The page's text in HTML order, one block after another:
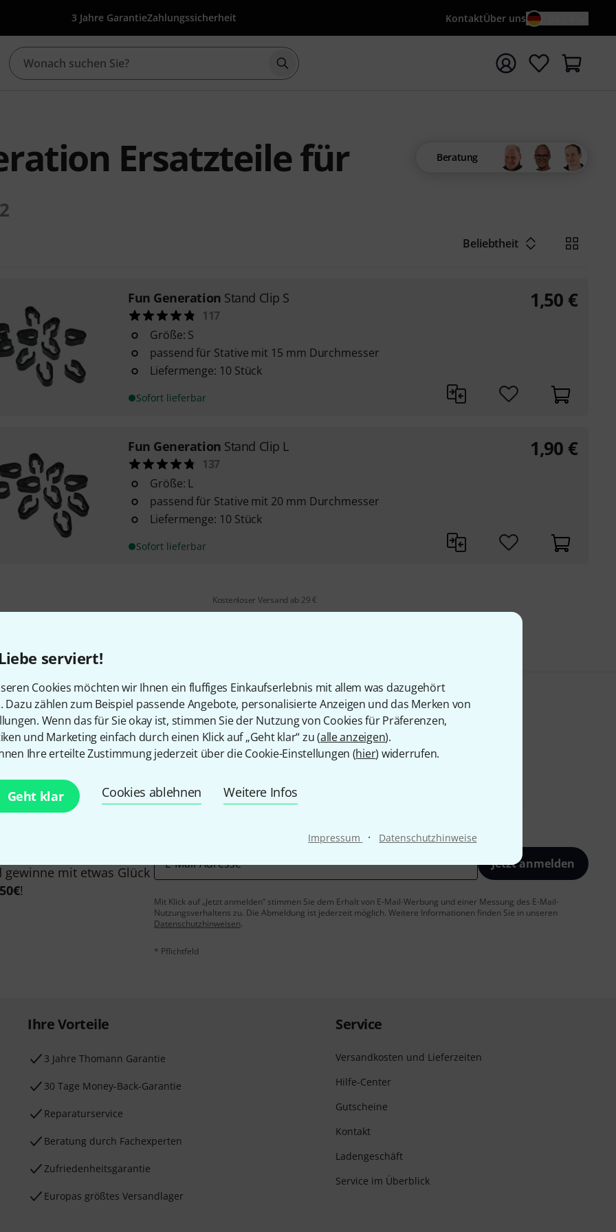
serviert!
Cookies möchten wir Ihnen ein fluffiges Einkaufserlebnis mit allem was dazugehört
Dazu zählen zum Beispiel passende Angebote, personalisierte Anzeigen und das Merken von
Wenn das für Sie okay ist, stimmen Sie der Nutzung von Cookies für Präferenzen,
und Marketing einfach durch einen Klick auf „Geht klar“ zu (alle anzeigen).
Ihre erteilte Zustimmung jederzeit über die Cookie-Einstellungen (hier) widerrufen.
Geht klar Cookies ablehnen Weitere Infos
Impressum · Datenschutzhinweise
3 Jahre GarantieZahlungssicherheit KontaktÜber uns
Suche mit Suchwort {searchTerm} starten
Ersatzteile für
2
Beratung
Beliebtheit
Fun Generation Stand Clip S
117
Größe: S
passend für Stative mit 15 mm Durchmesser
Liefermenge: 10 Stück
Sofort lieferbar
1,50 €
Fun Generation Stand Clip L
137
Größe: L
passend für Stative mit 20 mm Durchmesser
Liefermenge: 10 Stück
Sofort lieferbar
1,90 €
Kostenloser Versand ab 29 €
Gefällt Ihnen, was Sie sehen?
Teilen Hilfe & Feedback
mit etwas Glück
50€!
E-Mail-Adresse* Jetzt anmelden
Mit Klick auf „Jetzt anmelden“ stimmen Sie dem Erhalt von E-Mail-Werbung und einer Messung des E-Mail-
Nutzungsverhaltens zu. Die Abmeldung ist jederzeit möglich. Weitere Informationen finden Sie in unseren
Datenschutzhinweisen.
* Pflichtfeld
Ihre Vorteile
3 Jahre Thomann Garantie
30 Tage Money-Back-Garantie
Reparaturservice
Beratung durch Fachexperten
Zufriedenheitsgarantie
Europas größtes Versandlager
Service
Versandkosten und Lieferzeiten
Hilfe-Center
Gutscheine
Kontakt
Ladengeschäft
Service im Überblick